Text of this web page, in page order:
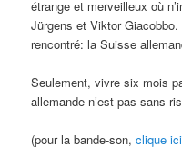
étrange et merveilleux où
Jürgens et Viktor
rencontré: la Suisse
Seulement, vivre six mois
allemande n’est pas sans
(pour la bande-son,clique ici